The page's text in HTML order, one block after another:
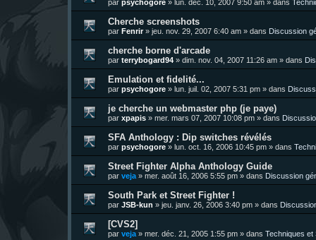
par psychogore » lun. déc. 10, 2007 9:50 am » dans
Cherche screenshots
par Fenrir» jeu. nov. 29, 2007 6:40 am » dans Discussion
cherche borne d'arcade
par terrybogard94 » dim. nov. 04, 2007 11:26 am » dans
Emulation et fidelité...
par psychogore » lun. juil. 02, 2007 5:31 pm » dans
je cherche un webmaster php (je paye)
par xpapis » mer. mars 07, 2007 10:08 pm » dans
SFA Anthology : Dip switches révélés
par psychogore » lun. oct. 16, 2006 10:45 pm » dans
Street Fighter Alpha Anthology Guide
par veja » mer. août 16, 2006 5:55 pm » dans Discussion
South Park et Street Fighter !
par JSB-kun » jeu. janv. 26, 2006 3:40 pm » dans
[CVS2]
par veja » mer. déc. 21, 2005 1:55 pm » dans Techniques et